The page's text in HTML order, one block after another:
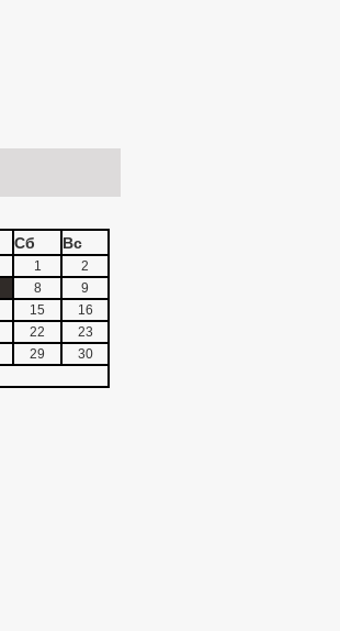
Сб Вс
1
2
8
9
15
16
22
23
29
30